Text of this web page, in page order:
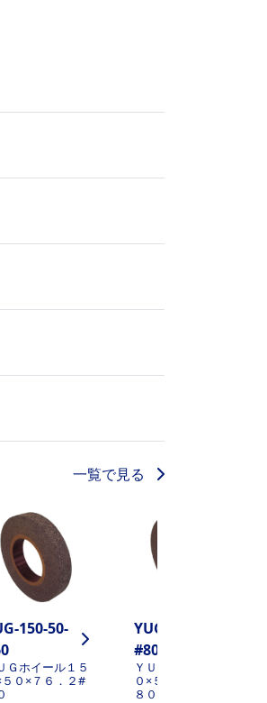
一覧で見る
150-50-
Ｇホイール１５
５０×７６．２#
YUG-150-50-
#80
ＹＵＧホイール１５
０×５０×７６．２#
８０